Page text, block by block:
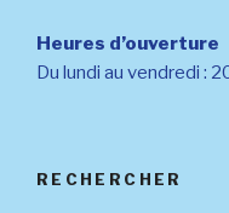
Heures d’ouverture
Du lundi au vendredi :
RECHERCHER